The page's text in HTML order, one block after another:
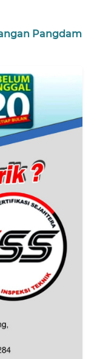
Pangdam